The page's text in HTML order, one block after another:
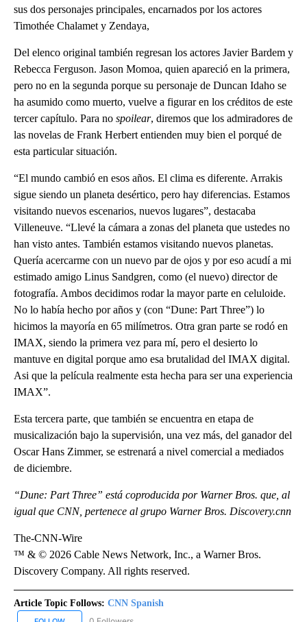
sus dos personajes principales, encarnados por los actores
Timothée Chalamet y Zendaya,
Del elenco original también regresan los actores Javier Bardem y
Rebecca Ferguson. Jason Momoa, quien apareció en la primera,
pero no en la segunda porque su personaje de Duncan Idaho se
ha asumido como muerto, vuelve a figurar en los créditos de este
tercer capítulo. Para no spoilear, diremos que los admiradores de
las novelas de Frank Herbert entienden muy bien el porqué de
esta particular situación.
“El mundo cambió en esos años. El clima es diferente. Arrakis
sigue siendo un planeta desértico, pero hay diferencias. Estamos
visitando nuevos escenarios, nuevos lugares”, destacaba
Villeneuve. “Llevé la cámara a zonas del planeta que ustedes no
han visto antes. También estamos visitando nuevos planetas.
Quería acercarme con un nuevo par de ojos y por eso acudí a mi
estimado amigo Linus Sandgren, como (el nuevo) director de
fotografía. Ambos decidimos rodar la mayor parte en celuloide.
No lo había hecho por años y (con “Dune: Part Three”) lo
hicimos la mayoría en 65 milímetros. Otra gran parte se rodó en
IMAX, siendo la primera vez para mí, pero el desierto lo
mantuve en digital porque amo esa brutalidad del IMAX digital.
Asi que la película realmente esta hecha para ser una experiencia
IMAX”.
Esta tercera parte, que también se encuentra en etapa de
musicalización bajo la supervisión, una vez más, del ganador del
Oscar Hans Zimmer, se estrenará a nivel comercial a mediados
de diciembre.
“Dune: Part Three” está coproducida por Warner Bros. que, al
igual que CNN, pertenece al grupo Warner Bros. Discovery.cnn
The-CNN-Wire
™ & © 2026 Cable News Network, Inc., a Warner Bros.
Discovery Company. All rights reserved.
Article Topic Follows: CNN Spanish